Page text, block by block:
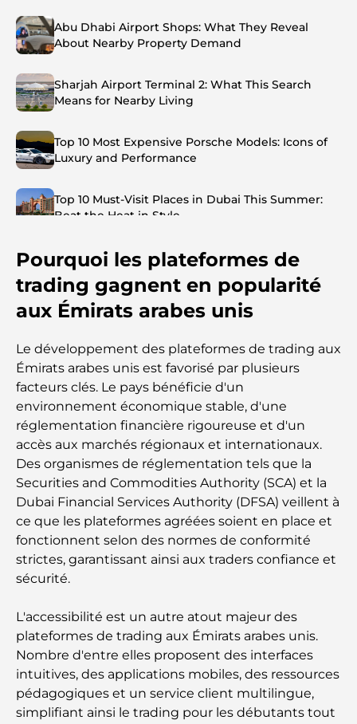
Abu Dhabi Airport Shops: What They Reveal
About Nearby Property Demand
Sharjah Airport Terminal 2: What This Search
Means for Nearby Living
Top 10 Most Expensive Porsche Models: Icons of
Luxury and Performance
Top 10 Must-Visit Places in Dubai This Summer:
Beat the Heat in Style
Top 7 Busiest Airports in the World: Hub of Global
Travel
Abu Dhabi vs Dubai: A Practical Comparison for
Best Schools in Downtown Dubai: A Guide for
Families
Que faire à Dubaï en été : le guide ultime pour
profiter de la chaleur
Cadeaux de luxe pour hommes : des idées de
présents attentionnés et intemporels
Écoles à proximité de Palm Jumeirah : un guide
complet pour les familles
votre guide ultime
Les meilleurs cafés avec vue à Dubaï : un parfait
mélange de saveurs et de paysages
Restaurants avec vue sur le Burj Al Arab :
Pourquoi les plateformes de
trading gagnent en popularité
aux Émirats arabes unis
Le développement des plateformes de trading aux
Émirats arabes unis est favorisé par plusieurs
facteurs clés. Le pays bénéficie d'un
environnement économique stable, d'une
réglementation financière rigoureuse et d'un
accès aux marchés régionaux et internationaux.
Des organismes de réglementation tels que la
Securities and Commodities Authority (SCA) et la
Dubai Financial Services Authority (DFSA) veillent à
ce que les plateformes agréées soient en place et
fonctionnent selon des normes de conformité
strictes, garantissant ainsi aux traders confiance et
sécurité.
L'accessibilité est un autre atout majeur des
plateformes de trading aux Émirats arabes unis.
Nombre d'entre elles proposent des interfaces
intuitives, des applications mobiles, des ressources
pédagogiques et un service client multilingue,
simplifiant ainsi le trading pour les débutants tout